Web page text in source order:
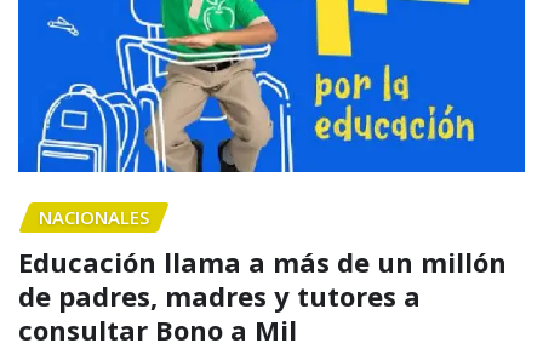
NACIONALES
Educación llama a más de un millón
de padres, madres y tutores a
consultar Bono a Mil